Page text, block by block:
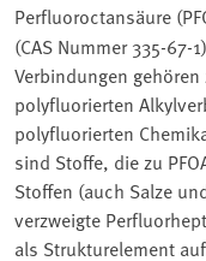
Perfluoroctansäure
(CAS Nummer 335-67-
Verbindungen
polyfluorierten
polyfluorierten
sind Stoffe, die zu
Stoffen (auch Salze
verzweigte
als Strukturelement